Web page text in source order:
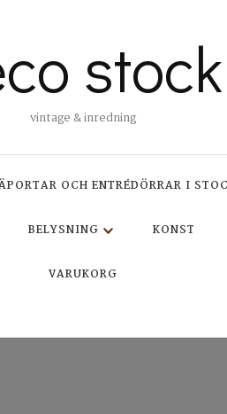
vintage & inredning
OCH ENTRÉDÖRRAR I
BELYSNING KONST
VARUKORG